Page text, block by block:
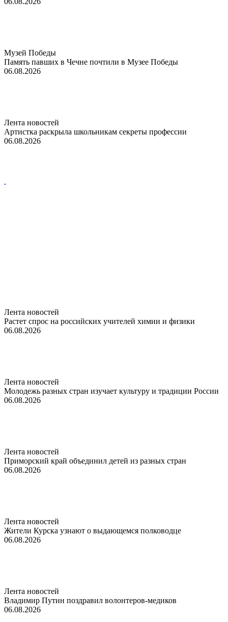
Музей Победы
Память павших в Чечне почтили в Музее Победы
06.08.2026
Лента новостей
Артистка раскрыла школьникам секреты профессии
06.08.2026
Лента новостей
Растет спрос на российских учителей химии и физики
06.08.2026
Лента новостей
Молодежь разных стран изучает культуру и традиции России
06.08.2026
Лента новостей
Приморский край объединил детей из разных стран
06.08.2026
Лента новостей
Жители Курска узнают о выдающемся полководце
06.08.2026
Лента новостей
Владимир Путин поздравил волонтеров-медиков
06.08.2026